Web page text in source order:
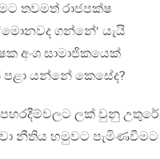
තවමත් රාජපක්ෂ
ගන්නේ‘ යැයි
සාමාජිකයෙක්
යන්නේ කෙසේද?
ලක් වුනු උතුරේ
නීතිය හමුවට පැමිණවීමට